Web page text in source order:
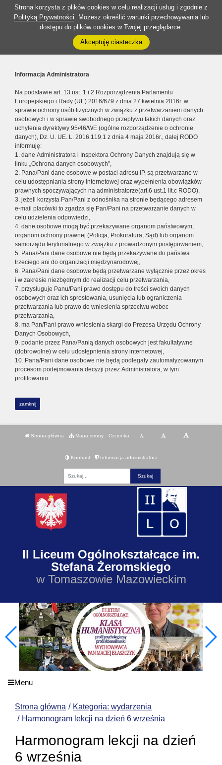
Strona korzysta z plików cookies w celu realizacji usług i zgodnie z
Polityką Prywatności. Możesz określić warunki przechowywania lub
dostępu do plików cookies w Twojej przeglądarce.
Akceptuję ciasteczka
Informacja Administratora
Na podstawie art. 13 ust. 1 i 2 Rozporządzenia Parlamentu
Europejskiego i Rady (UE) 2016/679 z dnia 27 kwietnia 2016r. w
sprawie ochrony osób fizycznych w związku z przetwarzaniem danych
osobowych i w sprawie swobodnego przepływu takich danych oraz
uchylenia dyrektywy 95/46/WE (ogólne rozporządzenie o ochronie
danych), Dz. U. UE. L. 2016.119.1 z dnia 4 maja 2016r., dalej RODO
informuję:
1. dane Administratora i Inspektora Ochrony Danych znajdują się w
linku „Ochrona danych osobowych”,
2. Pana/Pani dane osobowe w postaci adresu IP, są przetwarzane w
celu udostępniania strony internetowej oraz wypełnienia obowiązków
prawnych spoczywających na administratorze(art.6 ust.1 lit.c RODO),
3. jeżeli korzysta Pan/Pani z odnośnika na stronie będącego adresem
e-mail placówki to zgadza się Pan/Pani na przetwarzanie danych w
celu udzielenia odpowiedzi,
4. dane osobowe mogą być przekazywane organom państwowym,
organom ochrony prawnej (Policja, Prokuratura, Sąd) lub organom
samorządu terytorialnego w związku z prowadzonym postępowaniem,
5. Pana/Pani dane osobowe nie będą przekazywane do państwa
trzeciego ani do organizacji międzynarodowej,
6. Pana/Pani dane osobowe będą przetwarzane wyłącznie przez okres
i w zakresie niezbędnym do realizacji celu przetwarzania,
7. przysługuje Panu/Pani prawo dostępu do treści swoich danych
osobowych oraz ich sprostowania, usunięcia lub ograniczenia
przetwarzania lub prawo do wniesienia sprzeciwu wobec
przetwarzania,
8. ma Pan/Pani prawo wniesienia skargi do Prezesa Urzędu Ochrony
Danych Osobowych,
9. podanie przez Pana/Panią danych osobowych jest fakultatywne
(dobrowolne) w celu udostępnienia strony internetowej,
10. Pana/Pani dane osobowe nie będą podlegały zautomatyzowanym
procesom podejmowania decyzji przez Administratora, w tym
profilowaniu.
zamknij
Strona główna Mapa strony Czcionka
Kontrast Informacja administratora
II Liceum Ogólnokształcące im.
Stefana Żeromskiego
w Tomaszowie Mazowieckim
Menu
Strona główna
Kategoria: wydarzenia
Harmonogram lekcji na dzień 6 września
Harmonogram lekcji na dzień
6 września